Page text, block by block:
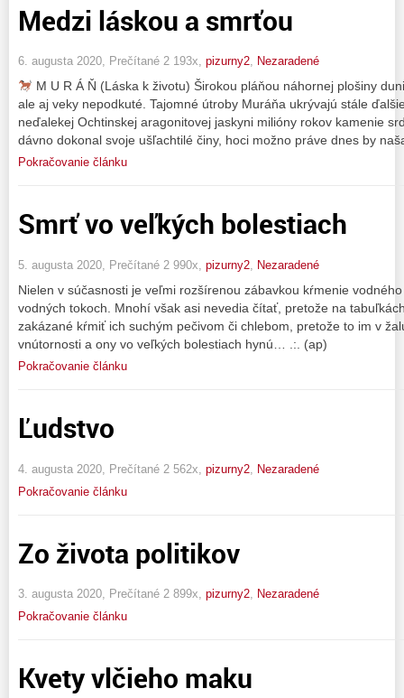
Medzi láskou a smrťou
6. augusta 2020, Prečítané 2 193x, pizurny2, Nezaradené
M U R Á Ň (Láska k životu) Širokou pláňou náhornej plošiny
ale aj veky nepodkuté. Tajomné útroby Muráňa ukrývajú stále
neďalekej Ochtinskej aragonitovej jaskyni milióny rokov kamenie
dávno dokonal svoje ušľachtilé činy, hoci možno práve dnes by
Pokračovanie článku
Smrť vo veľkých bolestiach
5. augusta 2020, Prečítané 2 990x, pizurny2 Nezaradené
Nielen v súčasnosti je veľmi rozšírenou zábavkou kŕmenie
vodných tokoch. Mnohí však asi nevedia čítať, pretože na
zakázané kŕmiť ich suchým pečivom či chlebom, pretože to im v
vnútornosti a ony vo veľkých bolestiach hynú… .:. (ap)
Pokračovanie článku
Ľudstvo
4. augusta 2020, Prečítané 2 562x, pizurny2 Nezaradené
Pokračovanie článku
Zo života politikov
3. augusta 2020, Prečítané 2 899x, pizurny2, Nezaradené
Pokračovanie článku
Kvety vlčieho maku